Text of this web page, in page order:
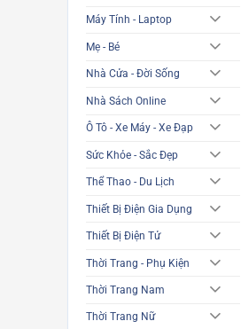
Máy Tính - Laptop
Mẹ - Bé
Nhà Cửa - Đời Sống
Nhà Sách Online
Ô Tô - Xe Máy - Xe Đạp
Sức Khỏe - Sắc Đẹp
Thể Thao - Du Lịch
Thiết Bị Điện Gia Dụng
Thiết Bị Điện Tử
Thời Trang - Phụ Kiện
Thời Trang Nam
Thời Trang Nữ